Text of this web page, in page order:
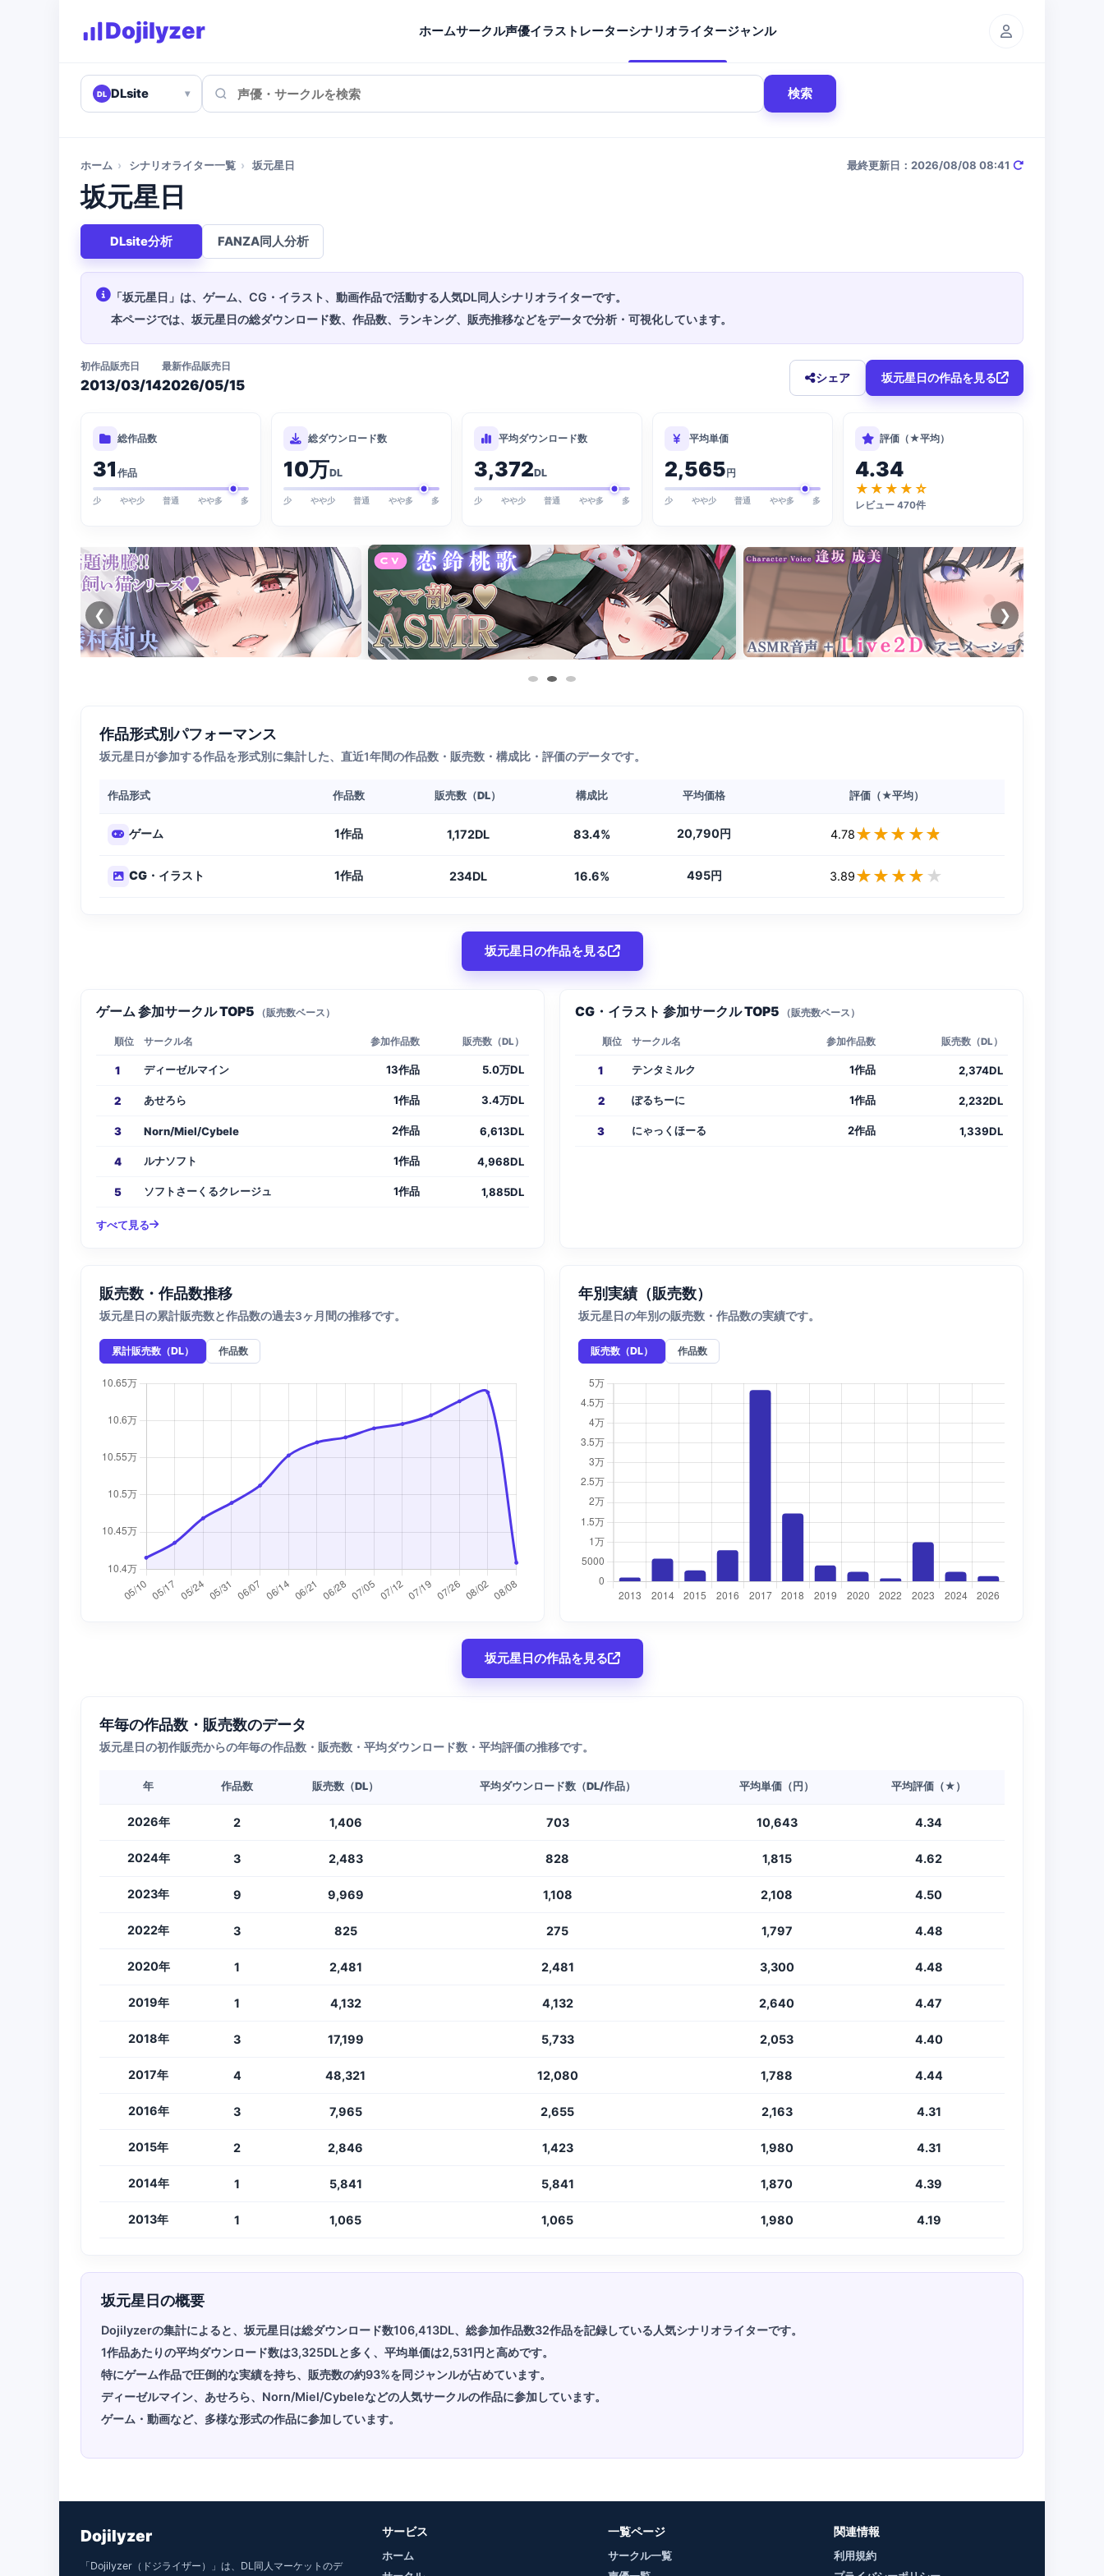
Dojilyzer ホームサークル声優イラストレーターシナリオライタージャンル
DL DLsite ▾ 検索
ホーム › シナリオライター一覧 › 坂元星日 最終更新日：2026/08/08 08:41
坂元星日
DLsite分析 FANZA同人分析
「坂元星日」は、ゲーム、CG・イラスト、動画作品で活動する人気DL同人シナリオライターです。
本ページでは、坂元星日の総ダウンロード数、作品数、ランキング、販売推移などをデータで分析・可視化しています。
初作品販売日
2013/03/14
最新作品販売日
2026/05/15 シェア 坂元星日の作品を見る
総作品数
31 作品
少 やや少 普通 やや多 多
総ダウンロード数
10万DL
少 やや少 普通 やや多 多
平均ダウンロード数
3,372DL
少 やや少 普通 やや多 多
平均単価
2,565円
少 やや少 普通 やや多 多
評価（★平均）
4.34
★★★★☆
レビュー 470件
❮ ❯
作品形式別パフォーマンス
坂元星日が参加する作品を形式別に集計した、直近1年間の作品数・販売数・構成比・評価のデータです。
作品形式 作品数 販売数（DL） 構成比 平均価格 評価（★平均）
ゲーム 1作品 1,172DL 83.4% 20,790円 4.78★★★★★
★★★★★
CG・イラスト 1作品 234DL 16.6% 495円 3.89★★★★★
★★★★★
坂元星日の作品を見る
ゲーム 参加サークル TOP5 （販売数ベース）
順位 サークル名 参加作品数 販売数（DL）
1 ディーゼルマイン 13作品 5.0万DL
2 あせろら 1作品 3.4万DL
3 Norn/Miel/Cybele 2作品 6,613DL
4 ルナソフト 1作品 4,968DL
5 ソフトさーくるクレージュ 1作品 1,885DL
すべて見る
CG・イラスト 参加サークル TOP5 （販売数ベース）
順位 サークル名 参加作品数 販売数（DL）
1 テンタミルク 1作品 2,374DL
2 ぽるちーに 1作品 2,232DL
3 にゃっくほーる 2作品 1,339DL
販売数・作品数推移
坂元星日の累計販売数と作品数の過去3ヶ月間の推移です。
累計販売数（DL） 作品数
年別実績（販売数）
坂元星日の年別の販売数・作品数の実績です。
販売数（DL） 作品数
坂元星日の作品を見る
年毎の作品数・販売数のデータ
坂元星日の初作販売からの年毎の作品数・販売数・平均ダウンロード数・平均評価の推移です。
年 作品数 販売数（DL） 平均ダウンロード数（DL/作品） 平均単価（円） 平均評価（★）
2026年 2 1,406 703 10,643 4.34
2024年 3 2,483 828 1,815 4.62
2023年 9 9,969 1,108 2,108 4.50
2022年 3 825 275 1,797 4.48
2020年 1 2,481 2,481 3,300 4.48
2019年 1 4,132 4,132 2,640 4.47
2018年 3 17,199 5,733 2,053 4.40
2017年 4 48,321 12,080 1,788 4.44
2016年 3 7,965 2,655 2,163 4.31
2015年 2 2,846 1,423 1,980 4.31
2014年 1 5,841 5,841 1,870 4.39
2013年 1 1,065 1,065 1,980 4.19
坂元星日の概要
Dojilyzerの集計によると、坂元星日は総ダウンロード数106,413DL、総参加作品数32作品を記録している人気シナリオライターです。
1作品あたりの平均ダウンロード数は3,325DLと多く、平均単価は2,531円と高めです。
特にゲーム作品で圧倒的な実績を持ち、販売数の約93%を同ジャンルが占めています。
ディーゼルマイン、あせろら、Norn/Miel/Cybeleなどの人気サークルの作品に参加しています。
ゲーム・動画など、多様な形式の作品に参加しています。
Dojilyzer
「Dojilyzer（ドジライザー）」は、DL同人マーケットのデ
サービス
ホーム
一覧ページ
サークル一覧
関連情報
利用規約